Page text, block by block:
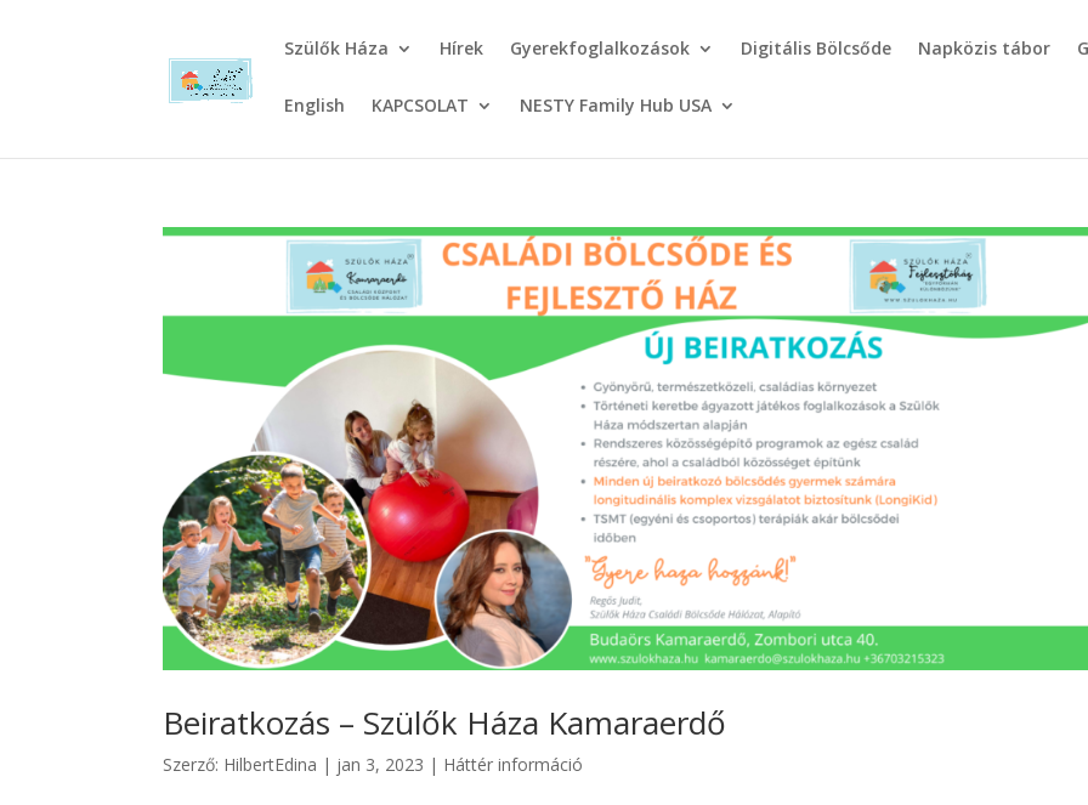
Szülők Háza Hírek Gyerekfoglalkozások Digitális Bölcsőde Napközis tábor
English KAPCSOLAT NESTY Family Hub USA
Beiratkozás – Szülők Háza Kamaraerdő
Szerző: HilbertEdina | jan 3, 2023 | Háttér információ